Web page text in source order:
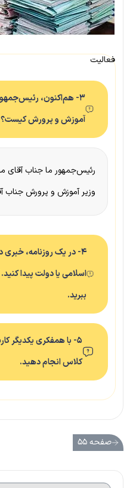
فعالیت
۳- هم‌اکنون،
آموزش و پرورش
رئیس‌جمهور ما جناب آقای
وزیر آموزش و پرورش جناب
۴- در یک روزنامه،
اسلامی یا دولت پیدا
ببرید.
کلاس انجام دهید.
صفحه ۵۵